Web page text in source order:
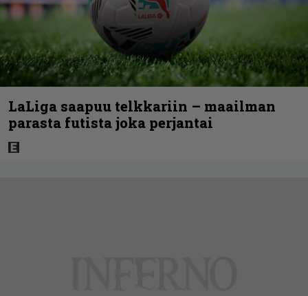
LaLiga saapuu telkkariin – maailman
parasta futista joka perjantai